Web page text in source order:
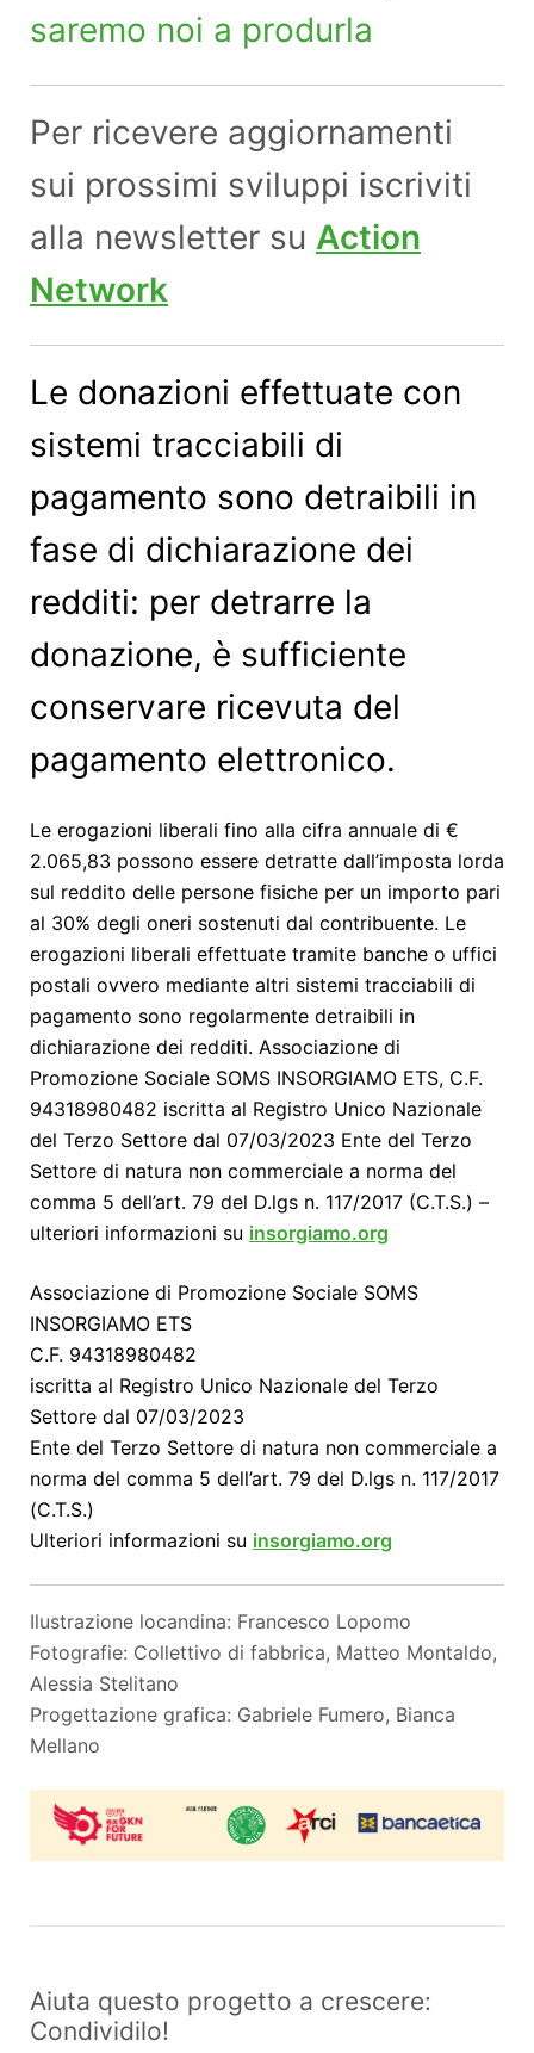
saremo noi a produrla
Per ricevere aggiornamenti
sui prossimi sviluppi iscriviti
alla newsletter su Action
Network
Le donazioni effettuate con
sistemi tracciabili di
pagamento sono detraibili in
fase di dichiarazione dei
redditi: per detrarre la
donazione, è sufficiente
conservare ricevuta del
pagamento elettronico.
Le erogazioni liberali fino alla cifra annuale di €
2.065,83 possono essere detratte dall’imposta lorda
sul reddito delle persone fisiche per un importo pari
al 30% degli oneri sostenuti dal contribuente. Le
erogazioni liberali effettuate tramite banche o uffici
postali ovvero mediante altri sistemi tracciabili di
pagamento sono regolarmente detraibili in
dichiarazione dei redditi. Associazione di
Promozione Sociale SOMS INSORGIAMO ETS, C.F.
94318980482 iscritta al Registro Unico Nazionale
del Terzo Settore dal 07/03/2023 Ente del Terzo
Settore di natura non commerciale a norma del
comma 5 dell’art. 79 del D.lgs n. 117/2017 (C.T.S.) –
ulteriori informazioni su insorgiamo.org
Associazione di Promozione Sociale SOMS
INSORGIAMO ETS
C.F. 94318980482
iscritta al Registro Unico Nazionale del Terzo
Settore dal 07/03/2023
Ente del Terzo Settore di natura non commerciale a
norma del comma 5 dell’art. 79 del D.lgs n. 117/2017
(C.T.S.)
Ulteriori informazioni su insorgiamo.org
Ilustrazione locandina: Francesco Lopomo
Fotografie: Collettivo di fabbrica, Matteo Montaldo,
Alessia Stelitano
Progettazione grafica: Gabriele Fumero, Bianca
Mellano
Aiuta questo progetto a crescere:
Condividilo!